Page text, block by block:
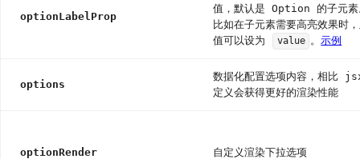
optionLabelProp
值，默认是 Option 的子元素
比如在子元素需要高亮效果时
值可以设为
value 。示例
options
数据化配置选项内容，相比
定义会获得更好的渲染性能
optionRender 自定义渲染下拉选项